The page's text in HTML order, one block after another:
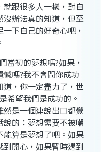
跟很多人一樣，對自
沒辦法真的知道，但至
下自己的好奇心吧，
當初的夢想嗎?如果，
憾嗎?我不會問你成功
道，你一定盡力了，世
希望我們是成功的。
是一個連說出口都覺
的：夢想需要不被嘲
能算是夢想了吧。如果
開心，如果暫時遇到